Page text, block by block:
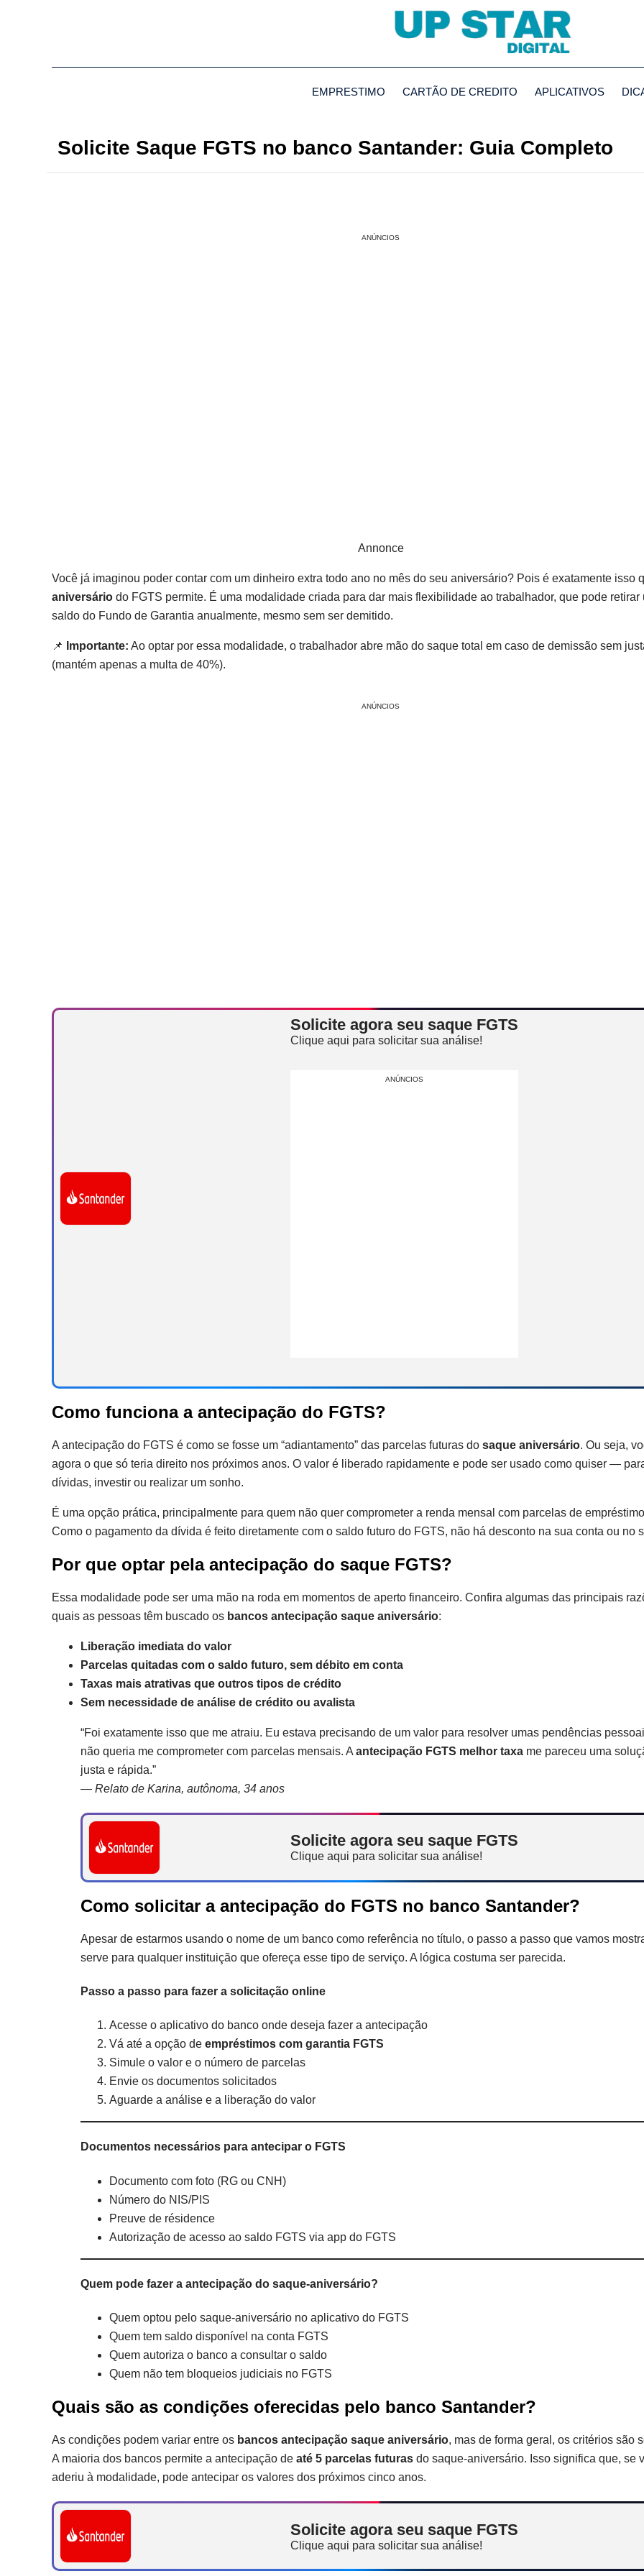
EMPRESTIMO CARTÃO DE CREDITO APLICATIVOS
Solicite Saque FGTS no banco Santander: Guia Completo
ANÚNCIOS
Annonce
Você já imaginou poder contar com um dinheiro extra todo ano no mês do seu aniversário? Pois é exatamente isso
aniversário do FGTS permite. É uma modalidade criada para dar mais flexibilidade ao trabalhador, que pode retirar
saldo do Fundo de Garantia anualmente, mesmo sem ser demitido.
📌 Importante: Ao optar por essa modalidade, o trabalhador abre mão do saque total em caso de demissão sem
(mantém apenas a multa de 40%).
ANÚNCIOS
Solicite agora seu saque FGTS
Clique aqui para solicitar sua análise!
ANÚNCIOS
Como funciona a antecipação do FGTS?
A antecipação do FGTS é como se fosse um “adiantamento” das parcelas futuras do saque aniversário. Ou seja,
agora o que só teria direito nos próximos anos. O valor é liberado rapidamente e pode ser usado como quiser —
dívidas, investir ou realizar um sonho.
É uma opção prática, principalmente para quem não quer comprometer a renda mensal com parcelas de
Como o pagamento da dívida é feito diretamente com o saldo futuro do FGTS, não há desconto na sua conta ou no
Por que optar pela antecipação do saque FGTS?
Essa modalidade pode ser uma mão na roda em momentos de aperto financeiro. Confira algumas das principais
quais as pessoas têm buscado os bancos antecipação saque aniversário:
Liberação imediata do valor
Parcelas quitadas com o saldo futuro, sem débito em conta
Taxas mais atrativas que outros tipos de crédito
Sem necessidade de análise de crédito ou avalista
“Foi exatamente isso que me atraiu. Eu estava precisando de um valor para resolver umas pendências
não queria me comprometer com parcelas mensais. A antecipação FGTS melhor taxa me pareceu uma
justa e rápida.”
— Relato de Karina, autônoma, 34 anos
Solicite agora seu saque FGTS
Clique aqui para solicitar sua análise!
Como solicitar a antecipação do FGTS no banco Santander?
Apesar de estarmos usando o nome de um banco como referência no título, o passo a passo que vamos
serve para qualquer instituição que ofereça esse tipo de serviço. A lógica costuma ser parecida.
Passo a passo para fazer a solicitação online
Acesse o aplicativo do banco onde deseja fazer a antecipação
Vá até a opção de empréstimos com garantia FGTS
Simule o valor e o número de parcelas
Envie os documentos solicitados
Aguarde a análise e a liberação do valor
Documentos necessários para antecipar o FGTS
Documento com foto (RG ou CNH)
Número do NIS/PIS
Preuve de résidence
Autorização de acesso ao saldo FGTS via app do FGTS
Quem pode fazer a antecipação do saque-aniversário?
Quem optou pelo saque-aniversário no aplicativo do FGTS
Quem tem saldo disponível na conta FGTS
Quem autoriza o banco a consultar o saldo
Quem não tem bloqueios judiciais no FGTS
Quais são as condições oferecidas pelo banco Santander?
As condições podem variar entre os bancos antecipação saque aniversário, mas de forma geral, os critérios são
A maioria dos bancos permite a antecipação de até 5 parcelas futuras do saque-aniversário. Isso significa que, se
aderiu à modalidade, pode antecipar os valores dos próximos cinco anos.
Solicite agora seu saque FGTS
Clique aqui para solicitar sua análise!